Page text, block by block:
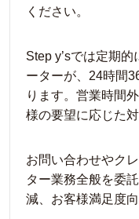
ください。
Step y’sでは定期
ーターが、24時間
ります。営業時間
様の要望に応じた
お問い合わせやク
ター業務全般を委
減、お客様満足度